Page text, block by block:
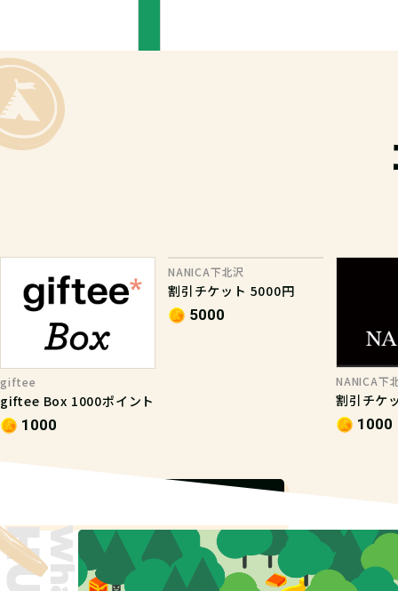
giftee
giftee Box 1000ポイント
1000
NANICA下北沢
割引チケット 5000円
5000
NANICA下
割引チケ
1000